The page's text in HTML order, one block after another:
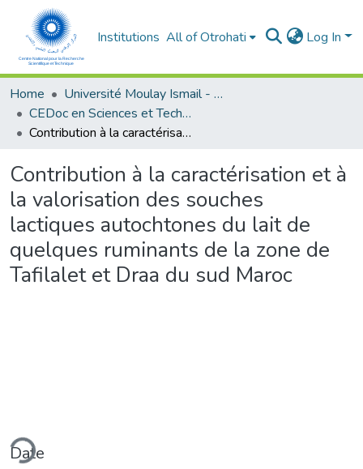
Institutions All of Otrohati Log In
Home
Université Moulay Ismail - Meknès
CEDoc en Sciences et Techniques et Sciences Médicales (CED - STSM)
Contribution à la caractérisation et à la valorisation des souches lactiques autochtones du lait de quelques ruminants de la zone de Tafilalet et Draa du sud Maroc
Contribution à la caractérisation et à
la valorisation des souches
lactiques autochtones du lait de
quelques ruminants de la zone de
Tafilalet et Draa du sud Maroc
Date